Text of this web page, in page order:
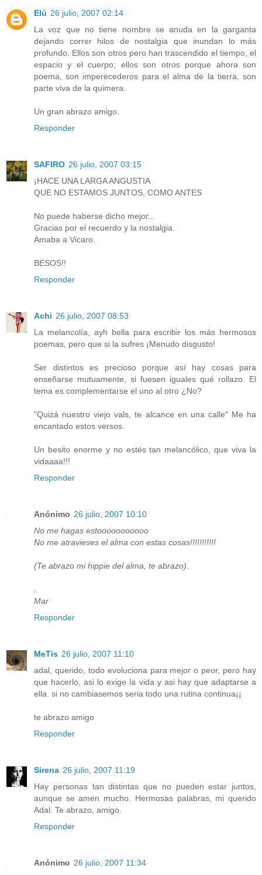
Elú 26 julio, 2007 02:14
La voz que no tiene nombre se anuda en la garganta
dejando correr hilos de nostalgia que inundan lo más
profundo. Ellos son otros pero han trascendido el tiempo, el
espacio y el cuerpo; ellos son otros porque ahora son
poema, son imperecederos para el alma de la tierra, son
parte viva de la quimera.
Un gran abrazo amigo.
Responder
SAFIRO 26 julio, 2007 03:15
¡HACE UNA LARGA ANGUSTIA
QUE NO ESTAMOS JUNTOS, COMO ANTES
No puede haberse dicho mejor...
Gracias por el recuerdo y la nostalgia.
Amaba a Vicaro.
BESOS!!
Responder
Achi 26 julio, 2007 08:53
La melancolía, ayh bella para escribir los más hermosos
poemas, pero que si la sufres ¡Menudo disgusto!
Ser distintos es precioso porque así hay cosas para
enseñarse mutuamente, si fuesen iguales qué rollazo. El
tema es complementarse el uno al otro ¿No?
"Quizá nuestro viejo vals, te alcance en una calle" Me ha
encantado estos versos.
Un besito enorme y no estés tan melancólico, que viva la
vidaaaa!!!
Responder
Anónimo 26 julio, 2007 10:10
No me hagas estooooooooooo
No me atravieses el alma con estas cosas!!!!!!!!!!!
(Te abrazo mi hippie del alma, te abrazo).
Mar
Responder
MeTis 26 julio, 2007 11:10
adal, querido, todo evoluciona para mejor o peor, pero hay
que hacerlo, asi lo exige la vida y asi hay que adaptarse a
ella. si no cambiasemos seria todo una rutina continua¡¡
te abrazo amigo
Responder
Sirena 26 julio, 2007 11:19
Hay personas tan distintas que no pueden estar juntos,
aunque se amen mucho. Hermosas palabras, mi querido
Adal. Te abrazo, amigo.
Responder
Anónimo 26 julio, 2007 11:34